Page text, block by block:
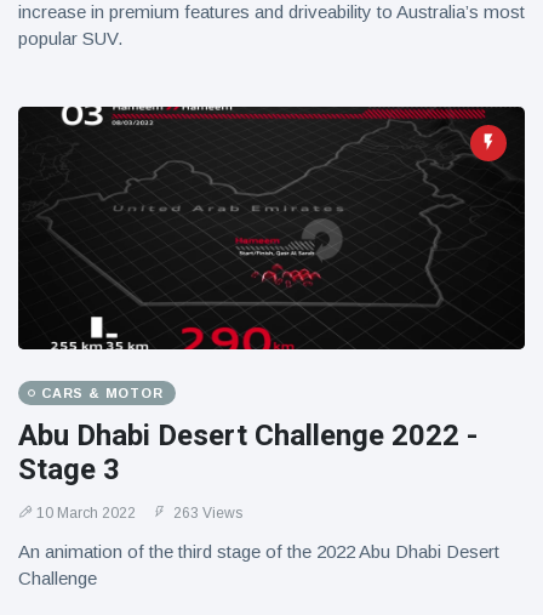
increase in premium features and driveability to Australia’s most
popular SUV.
CARS & MOTOR
Abu Dhabi Desert Challenge 2022 -
Stage 3
10 March 2022 263 Views
An animation of the third stage of the 2022 Abu Dhabi Desert
Challenge